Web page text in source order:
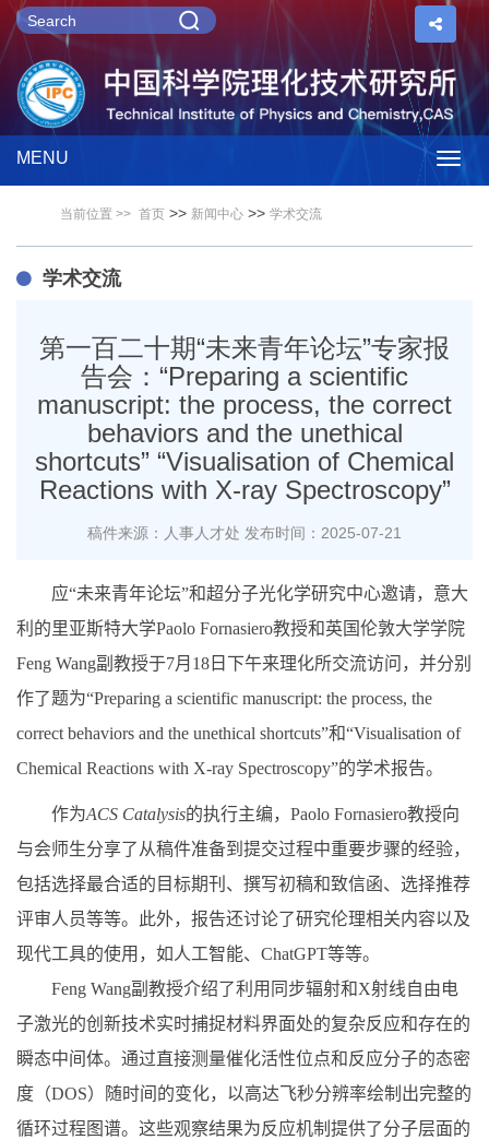
MENU
当前位置 >> 首页 >> 新闻中心 >> 学术交流
学术交流
第一百二十期“未来青年论坛”专家报
告会：“Preparing a scientific
manuscript: the process, the correct
behaviors and the unethical
shortcuts” “Visualisation of Chemical
Reactions with X-ray Spectroscopy”
稿件来源：人事人才处 发布时间：2025-07-21
应“未来青年论坛”和超分子光化学研究中心邀请，意大
利的里亚斯特大学Paolo Fornasiero教授和英国伦敦大学学院
Feng Wang副教授于7月 18 日下午来理化所交流访问，并分别
作了题为“Preparing a scientific manuscript: the process, the
correct behaviors and the unethical shortcuts”和“Visualisation of
Chemical Reactions with X-ray Spectroscopy”的学术报告。
作为ACS Catalysis的执行主编， Paolo Fornasiero教授向
与会师生分享了从稿件准备到提交过程中重要步骤的经验，
包括选择最合适的目标期刊、撰写初稿和致信函、选择推荐
评审人员等等。此外，报告还讨论了研究伦理相关内容以及
现代工具的使用，如人工智能、 ChatGPT等等。
Feng Wang副教授介绍了利用同步辐射和X射线自由电
子激光的创新技术实时捕捉材料界面处的复杂反应和存在的
瞬态中间体。通过直接测量催化活性位点和反应分子的态密
度（DOS）随时间的变化，以高达飞秒分辨率绘制出完整的
循环过程图谱。这些观察结果为反应机制提供了分子层面的